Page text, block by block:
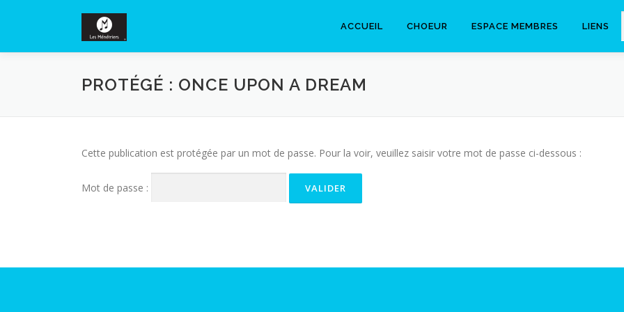
ACCUEIL CHOEUR ESPACE MEMBRES LIENS
PROTÉGÉ : ONCE UPON A DREAM
Cette publication est protégée par un mot de passe. Pour la voir, veuillez saisir votre mot de passe ci-dessous :
Mot de passe :